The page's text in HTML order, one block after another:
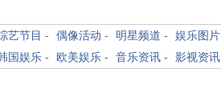
艺节目 - 偶像活动 - 明星频道 - 娱乐图片
国娱乐 - 欧美娱乐 - 音乐资讯 - 影视资讯